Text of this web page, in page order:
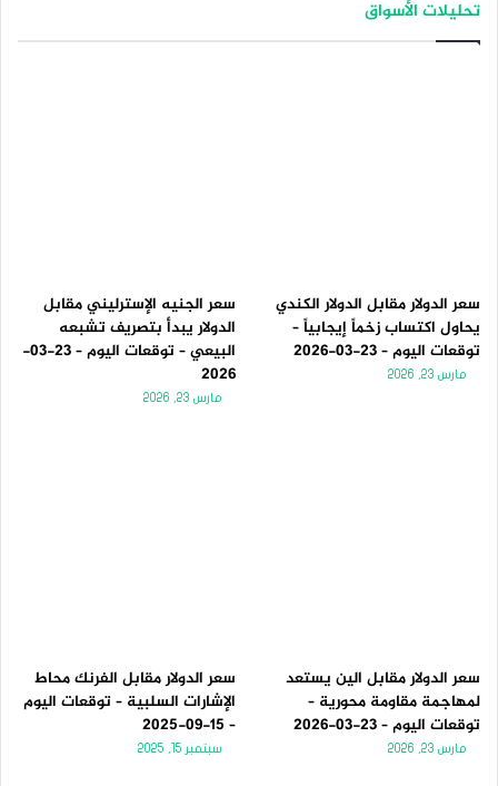
تحليلات الأسواق
سعر الدولار مقابل الدولار الكندي
يحاول اكتساب زخماً إيجابياً –
توقعات اليوم – 23-03-2026
مارس 23, 2026
سعر الجنيه الإسترليني مقابل
الدولار يبدأ بتصريف تشبعه
البيعي – توقعات اليوم – 23-03-
2026
مارس 23, 2026
سعر الدولار مقابل الين يستعد
لمهاجمة مقاومة محورية –
توقعات اليوم – 23-03-2026
مارس 23, 2026
سعر الدولار مقابل الفرنك محاط
الإشارات السلبية – توقعات اليوم
– 15-09-2025
سبتمبر 15, 2025